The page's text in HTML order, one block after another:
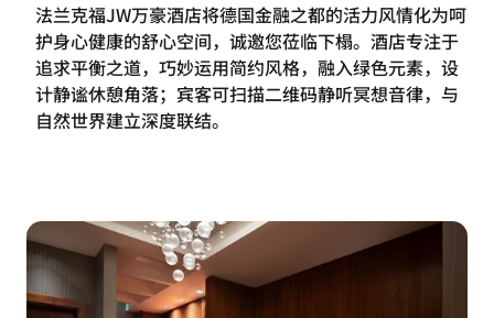
法兰克福JW万豪酒店将德国金融之都的活力风情化为呵
护身心健康的舒心空间，诚邀您莅临下榻。酒店专注于
追求平衡之道，巧妙运用简约风格，融入绿色元素，设
计静谧休憩角落；宾客可扫描二维码静听冥想音律，与
自然世界建立深度联结。